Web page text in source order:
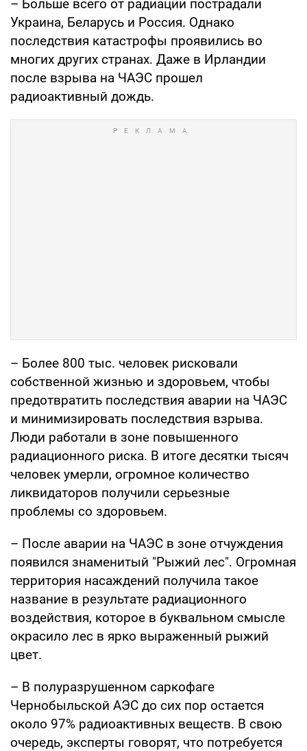
– Больше всего от радиации пострадали
Украина, Беларусь и Россия. Однако
последствия катастрофы проявились во
многих других странах. Даже в Ирландии
после взрыва на ЧАЭС прошел
радиоактивный дождь.
– Более 800 тыс. человек рисковали
собственной жизнью и здоровьем, чтобы
предотвратить последствия аварии на ЧАЭС
и минимизировать последствия взрыва.
Люди работали в зоне повышенного
радиационного риска. В итоге десятки тысяч
человек умерли, огромное количество
ликвидаторов получили серьезные
проблемы со здоровьем.
– После аварии на ЧАЭС в зоне отчуждения
появился знаменитый "Рыжий лес". Огромная
территория насаждений получила такое
название в результате радиационного
воздействия, которое в буквальном смысле
окрасило лес в ярко выраженный рыжий
цвет.
– В полуразрушенном саркофаге
Чернобыльской АЭС до сих пор остается
около 97% радиоактивных веществ. В свою
очередь, эксперты говорят, что потребуется